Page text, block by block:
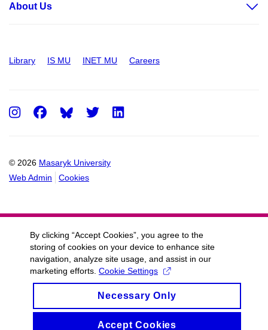
About Us
Library IS MU INET MU Careers
© 2026 Masaryk University
Web Admin
Cookies
Instagram
FacebookTwitter
By clicking “Accept Cookies”, you agree to the
storing of cookies on your device to enhance site
navigation, analyze site usage, and assist in our
marketing efforts. Cookie Settings
Necessary Only
Accept Cookies